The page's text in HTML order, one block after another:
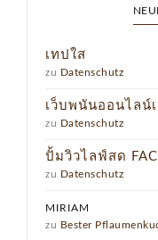
เทปใส
zu Datenschutz
เว็บพนันออนไลน์
zu Datenschutz
ปั้มวิวไลฟ์สด
zu Datenschutz
MIRIAM
zu Bester